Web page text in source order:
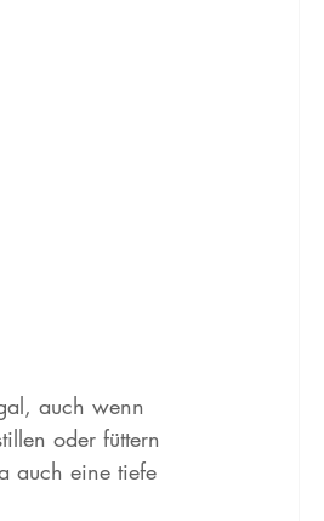
auch wenn
oder füttern
auch eine tiefe